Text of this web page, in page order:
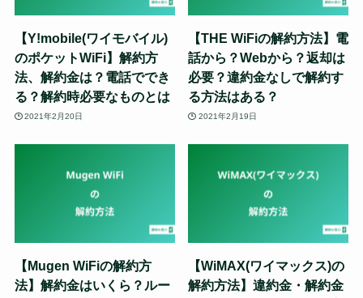
【Y!mobile(ワイモバイル)
のポケットWiFi】解約方
法、解約金は？電話ででき
る？解約時必要なものとは
2021年2月20日
【THE WiFiの解約方法】電
話から？Webから？返却は
必要？違約金なしで解約す
る方法はある？
2021年2月19日
【Mugen WiFiの解約方
法】解約金はいくら？ルー
【WiMAX(ワイマックス)の
解約方法】違約金・解約金